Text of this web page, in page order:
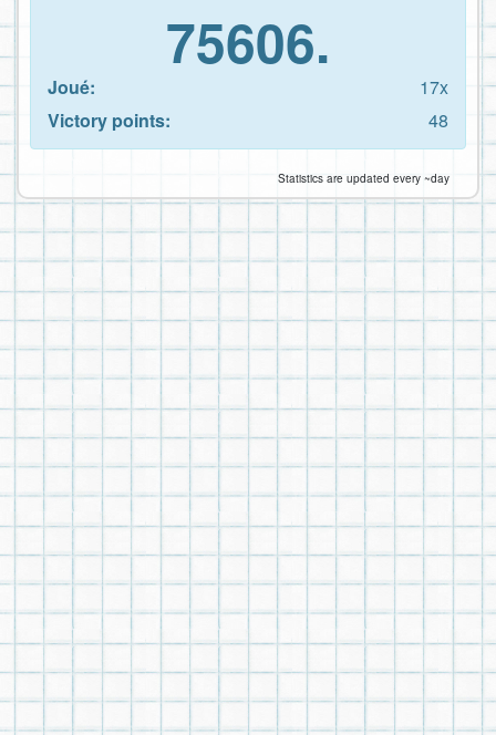
75606.
Joué:
17x
Victory points:
48
Statistics are updated every ~day